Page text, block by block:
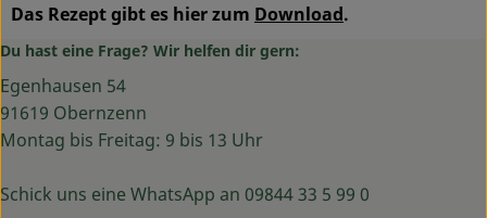
Das Rezept gibt es hier zum Download.
Du hast eine Frage? Wir helfen dir gern:
Egenhausen 54
91619 Obernzenn
Montag bis Freitag: 9 bis 13 Uhr
Schick uns eine WhatsApp an 09844 33 5 99 0